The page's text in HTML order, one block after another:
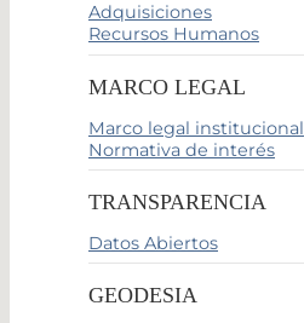
Adquisiciones
Recursos Humanos
MARCO LEGAL
Marco legal institucional
Normativa de interés
TRANSPARENCIA
Datos Abiertos
GEODESIA